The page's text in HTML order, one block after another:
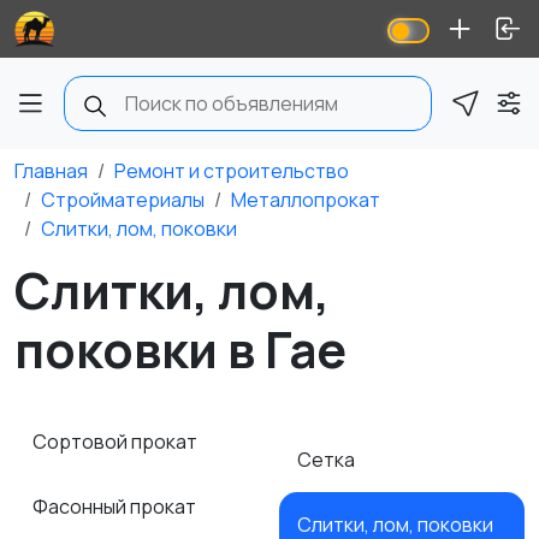
Главная
Ремонт и строительство
Стройматериалы
Металлопрокат
Слитки, лом, поковки
Слитки, лом,
поковки в Гае
Сортовой прокат
Фасонный прокат
Сетка
Слитки, лом, поковки